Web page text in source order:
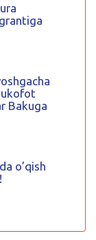
Bakuga
o’qish